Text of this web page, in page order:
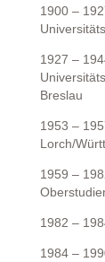
1900 –
1927 –
Breslau
1953 –
Lorch/
1959 –
1982 –
1984 –